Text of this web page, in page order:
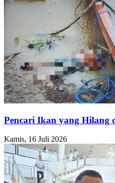
Pencari Ikan yang Hilang
Kamis, 16 Juli 2026